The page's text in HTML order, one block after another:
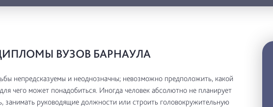
ВУЗОВ БАРНАУЛА
непредсказуемы и неоднозначны; невозможно предположить, какой
чего может понадобиться. Иногда человек абсолютно не планирует
занимать руководящие должности или строить головокружительную